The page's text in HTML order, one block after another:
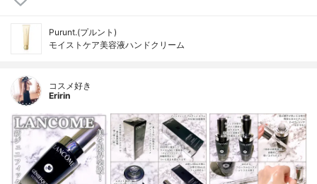
Purunt.(プルント)
モイストケア美容液ハンドクリーム
コスメ好き
Eririn